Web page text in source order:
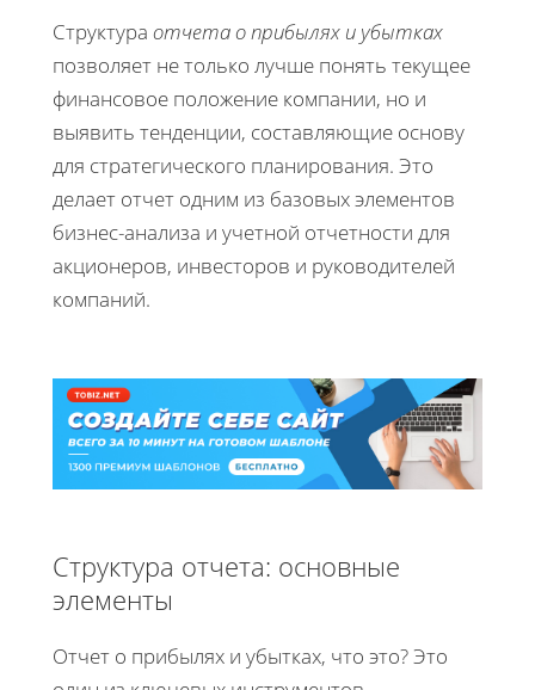
Структура отчета о прибылях и убытках
позволяет не только лучше понять текущее
финансовое положение компании, но и
выявить тенденции, составляющие основу
для стратегического планирования. Это
делает отчет одним из базовых элементов
бизнес-анализа и учетной отчетности для
акционеров, инвесторов и руководителей
компаний.
Структура отчета: основные
элементы
Отчет о прибылях и убытках, что это? Это